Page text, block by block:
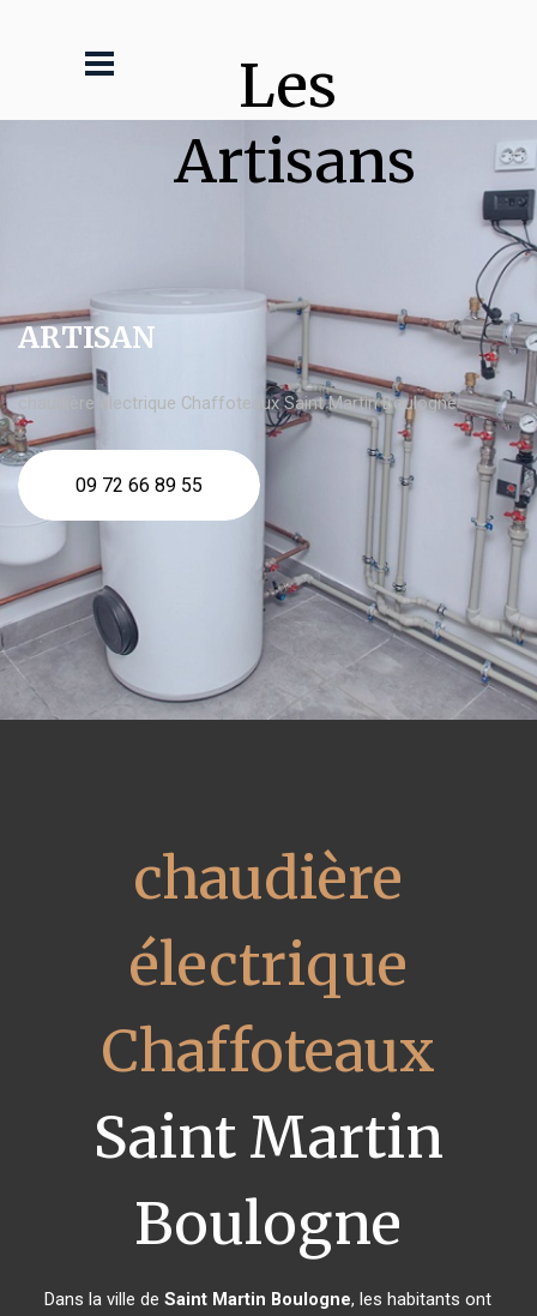
Les
Artisans
ARTISAN
chaudière électrique Chaffoteaux Saint Martin Boulogne
09 72 66 89 55
chaudière
électrique
Chaffoteaux
Saint Martin
Boulogne
Dans la ville deSaint Martin Boulogne, les habitants ont